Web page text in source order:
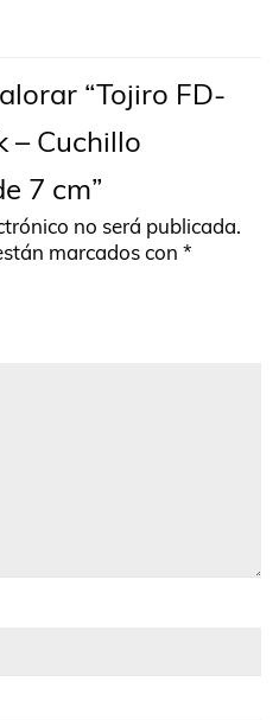
“Tojiro FD-
– Cuchillo
7 cm”
no será publicada.
marcados con *